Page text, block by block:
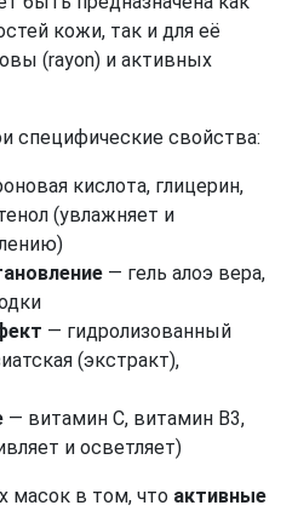
кожи, так и для её
(rayon) и активных
специфические свойства:
кислота, глицерин,
(увлажняет и
— гель алоэ вера,
— гидролизованный
(экстракт),
— витамин C, витамин B3,
и осветляет)
масок в том, что активные